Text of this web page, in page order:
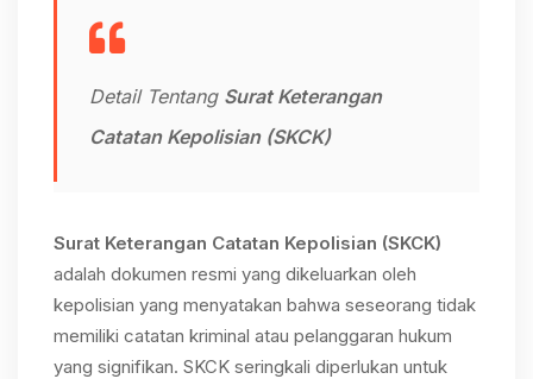
Detail Tentang Surat Keterangan
Catatan Kepolisian (SKCK)
Surat Keterangan Catatan Kepolisian (SKCK)
adalah dokumen resmi yang dikeluarkan oleh
kepolisian yang menyatakan bahwa seseorang tidak
memiliki catatan kriminal atau pelanggaran hukum
yang signifikan. SKCK seringkali diperlukan untuk